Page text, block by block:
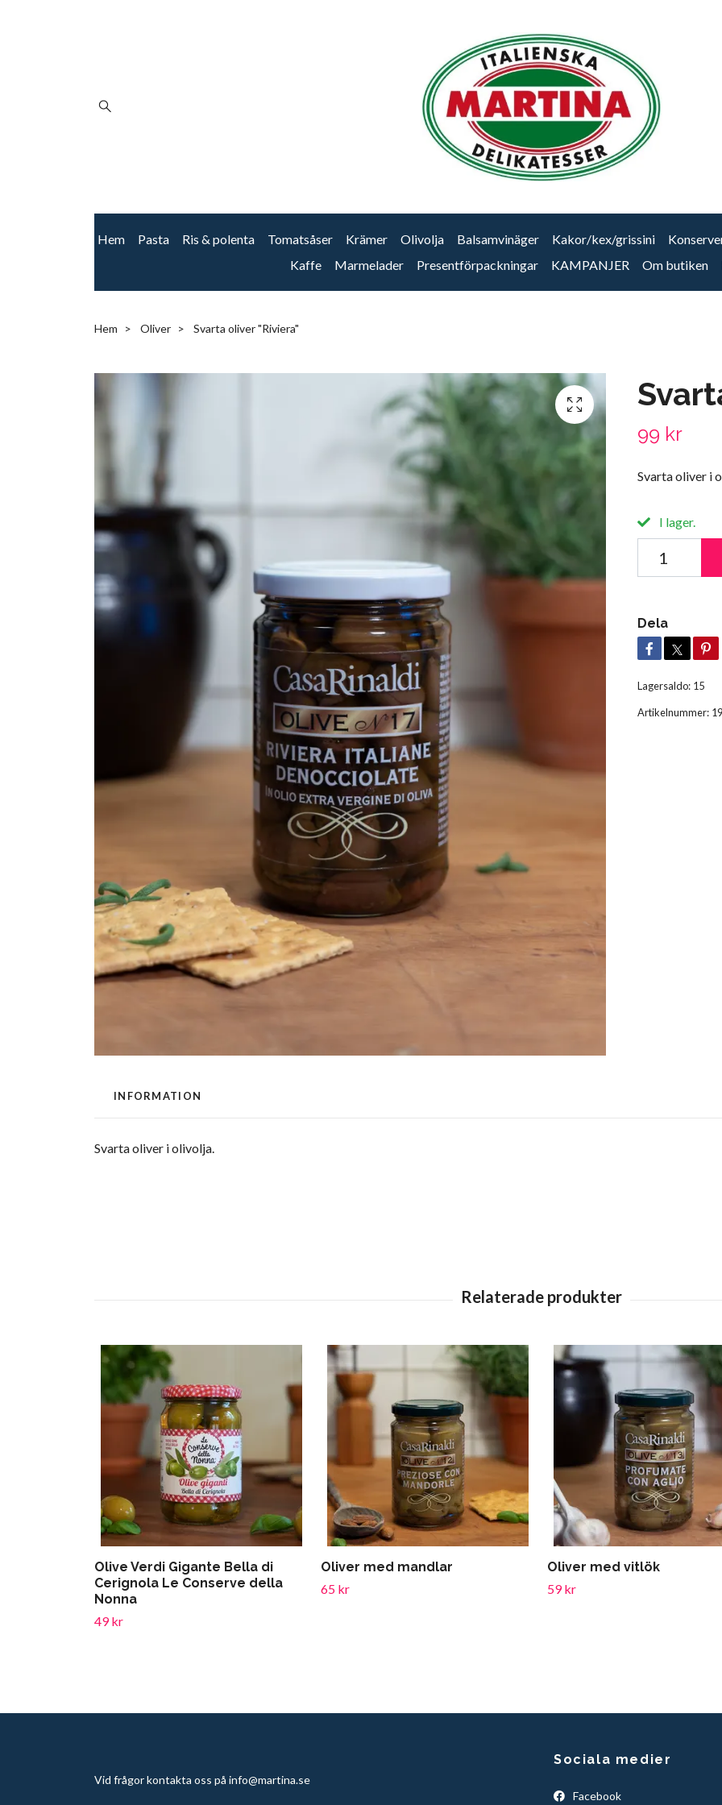
Hem Pasta Ris & polenta Tomatsåser Krämer Olivolja Balsamvinäger Kakor/kex/grissini
Kaffe
Marmelader Presentförpackningar KAMPANJER Om butiken
Hem Oliver Svarta oliver "Riviera"
99 kr
Svarta oliver i
I lager.
Dela
Lagersaldo: 15
Artikelnummer:
INFORMATION
Svarta oliver i olivolja.
Olive Verdi Gigante Bella di
Cerignola Le Conserve della
Nonna
49 kr
Oliver med mandlar
65 kr
Oliver med vitlök
59 kr
Vid frågor kontakta oss på info@martina.se
Sociala medier
Facebook